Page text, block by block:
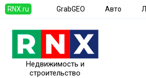
RNX.ru GrabGEO Авто
Недвижимость и
строительство